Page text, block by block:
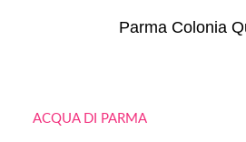
Parma Colonia
ACQUA DI PARMA